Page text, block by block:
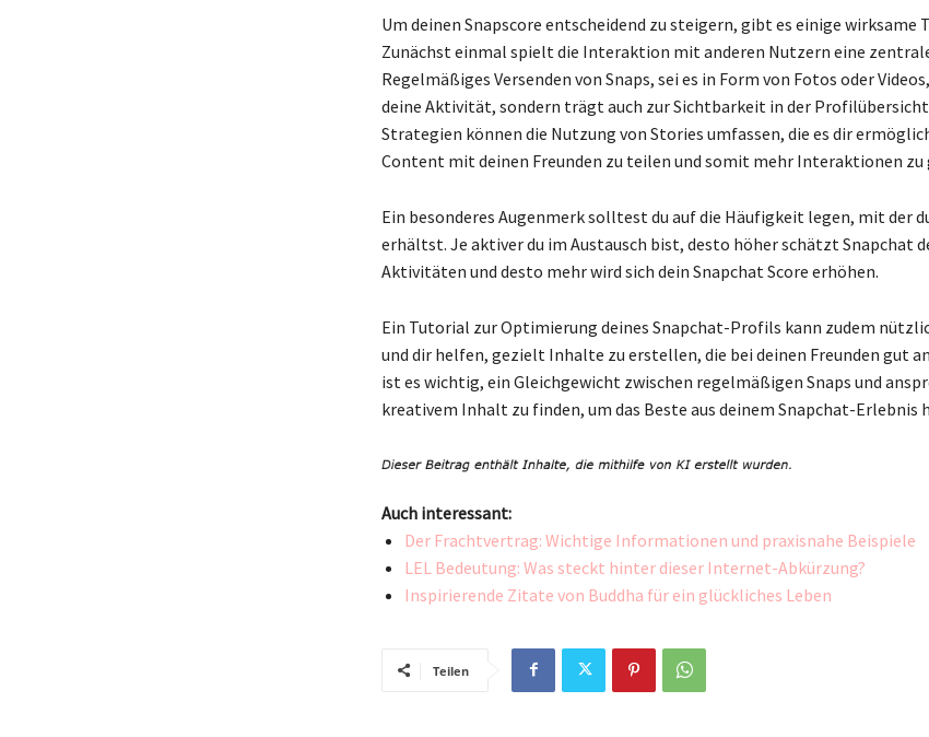
Um deinen Snapscore entscheidend zu steigern, gibt es einige wirksame
Zunächst einmal spielt die Interaktion mit anderen Nutzern eine
Regelmäßiges Versenden von Snaps, sei es in Form von Fotos oder
deine Aktivität, sondern trägt auch zur Sichtbarkeit in der
Strategien können die Nutzung von Stories umfassen, die es dir
Content mit deinen Freunden zu teilen und somit mehr Interaktionen zu
Ein besonderes Augenmerk solltest du auf die Häufigkeit legen, mit der
erhältst. Je aktiver du im Austausch bist, desto höher schätzt Snapchat
Aktivitäten und desto mehr wird sich dein Snapchat Score erhöhen.
Ein Tutorial zur Optimierung deines Snapchat-Profils kann zudem
und dir helfen, gezielt Inhalte zu erstellen, die bei deinen Freunden gut
ist es wichtig, ein Gleichgewicht zwischen regelmäßigen Snaps und
kreativem Inhalt zu finden, um das Beste aus deinem Snapchat-Erlebnis
Auch interessant:
Der Frachtvertrag: Wichtige Informationen und praxisnahe Beispiele
LEL Bedeutung: Was steckt hinter dieser Internet-Abkürzung?
Inspirierende Zitate von Buddha für ein glückliches Leben
Teilen